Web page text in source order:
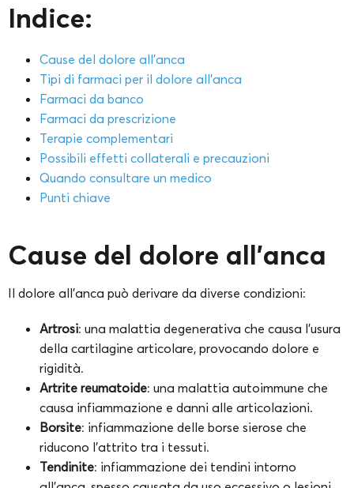
Indice:
Cause del dolore all’anca
Tipi di farmaci per il dolore all’anca
Farmaci da banco
Farmaci da prescrizione
Terapie complementari
Possibili effetti collaterali e precauzioni
Quando consultare un medico
Punti chiave
Cause del dolore all’anca
Il dolore all’anca può derivare da diverse condizioni:
Artrosi: una malattia degenerativa che causa l’usura
della cartilagine articolare, provocando dolore e
rigidità.
Artrite reumatoide: una malattia autoimmune che
causa infiammazione e danni alle articolazioni.
Borsite: infiammazione delle borse sierose che
riducono l’attrito tra i tessuti.
Tendinite: infiammazione dei tendini intorno